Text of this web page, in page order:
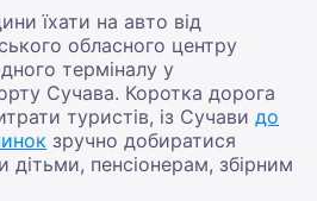
їхати на авто від
обласного центру
терміналу у
Сучава. Коротка дорога
туристів, із Сучави до
зручно добиратися
дітьми, пенсіонерам, збірним